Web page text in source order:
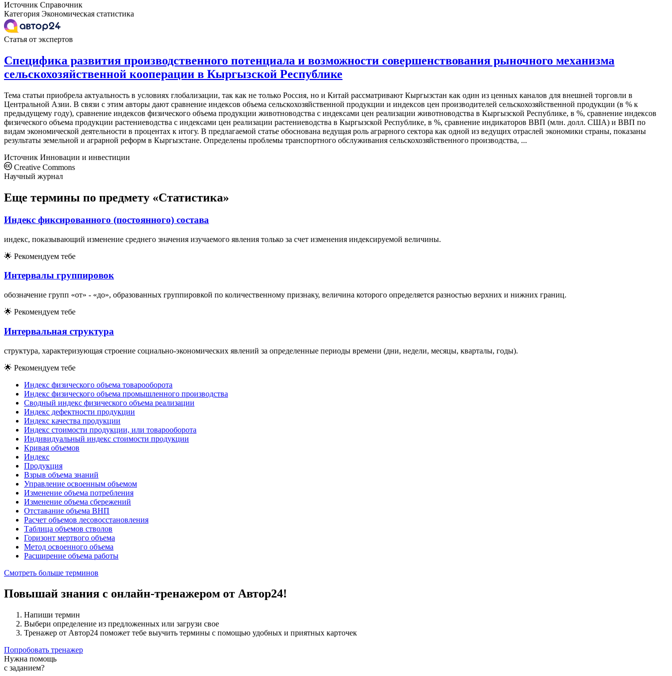
Источник Справочник
Категория Экономическая статистика
Статья от экспертов
Специфика развития производственного потенциала и возможности совершенствования рыночного механизма
сельскохозяйственной кооперации в Кыргызской Республике
Тема статьи приобрела актуальность в условиях глобализации, так как не только Россия, но и Китай рассматривают Кыргызстан как один из ценных каналов для внешней торговли в
Центральной Азии. В связи с этим авторы дают сравнение индексов объема сельскохозяйственной продукции и индексов цен производителей сельскохозяйственной продукции (в % к
предыдущему году), сравнение индексов физического объема продукции животноводства с индексами цен реализации животноводства в Кыргызской Республике, в %, сравнение индексов
физического объема продукции растениеводства с индексами цен реализации растениеводства в Кыргызской Республике, в %, сравнение индикаторов ВВП (млн. долл. США) и ВВП по
видам экономической деятельности в процентах к итогу. В предлагаемой статье обоснована ведущая роль аграрного сектора как одной из ведущих отраслей экономики страны, показаны
результаты земельной и аграрной реформ в Кыргызстане. Определены проблемы транспортного обслуживания сельскохозяйственного производства, ...
Источник Инновации и инвестиции
Creative Commons
Научный журнал
Еще термины по предмету «Статистика»
Индекс фиксированного (постоянного) состава
индекс, показывающий изменение среднего значения изучаемого явления только за счет изменения индексируемой величины.
🌟 Рекомендуем тебе
Интервалы группировок
обозначение групп «от» - «до», образованных группировкой по количественному признаку, величина которого определяется разностью верхних и нижних границ.
🌟 Рекомендуем тебе
Интервальная структура
структура, характеризующая строение социально-экономических явлений за определенные периоды времени (дни, недели, месяцы, кварталы, годы).
🌟 Рекомендуем тебе
Индекс физического объема товарооборота
Индекс физического объема промышленного производства
Сводный индекс физического объема реализации
Индекс дефектности продукции
Индекс качества продукции
Индекс стоимости продукции, или товарооборота
Индивидуальный индекс стоимости продукции
Кривая объемов
Индекс
Продукция
Взрыв объема знаний
Управление освоенным объемом
Изменение объема потребления
Изменение объема сбережений
Отставание объема ВНП
Расчет объемов лесовосстановления
Таблица объемов стволов
Горизонт мертвого объема
Метод освоенного объема
Расширение объема работы
Смотреть больше терминов
Повышай знания с онлайн-тренажером от Автор24!
Напиши термин
Выбери определение из предложенных или загрузи свое
Тренажер от Автор24 поможет тебе выучить термины с помощью удобных и приятных карточек
Попробовать тренажер
Нужна помощь
с заданием?